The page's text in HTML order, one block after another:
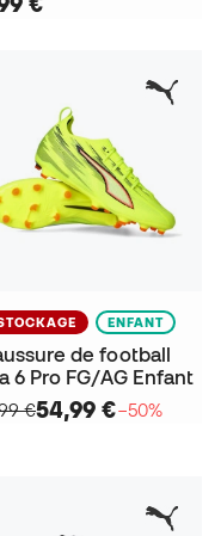
ENFANT
de football
6 Pro FG/AG Enfant
€54,99 €−50%